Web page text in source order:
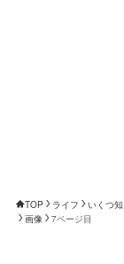
TOP ライフ
いくつ
画像
7ページ目